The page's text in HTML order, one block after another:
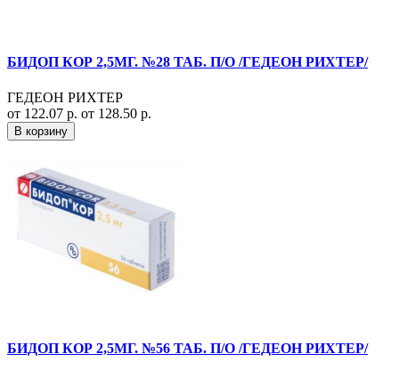
БИДОП КОР 2,5МГ. №28 ТАБ. П/О /ГЕДЕОН РИХТЕР/
ГЕДЕОН РИХТЕР
от 122.07 р. от 128.50 р.
В корзину
БИДОП КОР 2,5МГ. №56 ТАБ. П/О /ГЕДЕОН РИХТЕР/